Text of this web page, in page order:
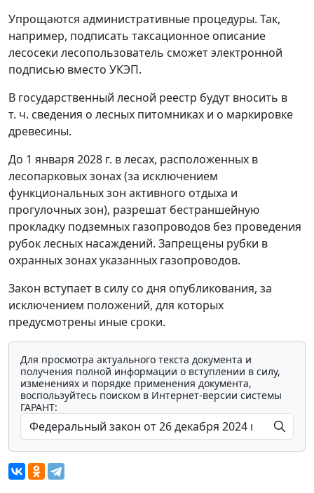
Упрощаются административные процедуры. Так,
например, подписать таксационное описание
лесосеки лесопользователь сможет электронной
подписью вместо УКЭП.
В государственный лесной реестр будут вносить в
т. ч. сведения о лесных питомниках и о маркировке
древесины.
До 1 января 2028 г. в лесах, расположенных в
лесопарковых зонах (за исключением
функциональных зон активного отдыха и
прогулочных зон), разрешат бестраншейную
прокладку подземных газопроводов без проведения
рубок лесных насаждений. Запрещены рубки в
охранных зонах указанных газопроводов.
Закон вступает в силу со дня опубликования, за
исключением положений, для которых
предусмотрены иные сроки.
Для просмотра актуального текста документа и
получения полной информации о вступлении в силу,
изменениях и порядке применения документа,
воспользуйтесь поиском в Интернет-версии системы
ГАРАНТ: